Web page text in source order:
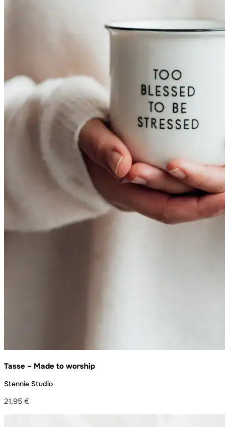
Tasse – Made to worship
Stennie Studio
21,95 €